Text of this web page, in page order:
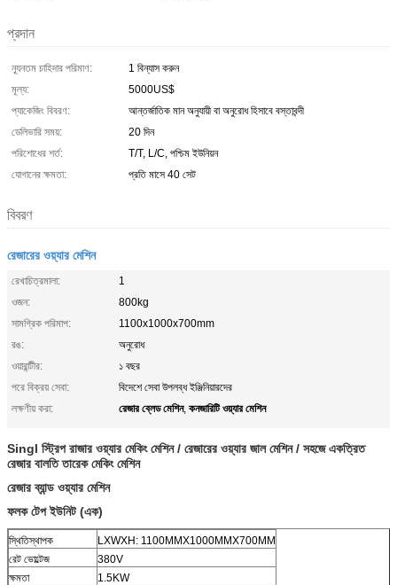
প্রদান
ন্যূনতম চাহিদার পরিমাণ:
1 বিন্যাস করুন
মূল্য:
5000US$
প্যাকেজিং বিবরণ:
আন্তর্জাতিক মান অনুযায়ী বা অনুরোধ হিসাবে বস্তাবন্দী
ডেলিভারি সময়:
20 দিন
পরিশোধের শর্ত:
T/T, L/C, পশ্চিম ইউনিয়ন
যোগানের ক্ষমতা:
প্রতি মাসে 40 সেট
বিবরণ
রেজারের ওয়্যার মেশিন
রেখাচিত্রমালা:
1
ওজন:
800kg
সামগ্রিক পরিমাপ:
1100x1000x700mm
রঙ:
অনুরোধ
ওয়ারান্টীর:
১ বছর
পরে বিক্রয় সেবা:
বিদেশে সেবা উপলব্ধ ইঞ্জিনিয়ারদের
লক্ষণীয় করা:
রেজার ব্লেড মেশিন, কনজারিটি ওয়্যার মেশিন
Singl স্ট্রিপ রাজার ওয়্যার মেকিং মেশিন / রেজারের ওয়্যার জাল মেশিন / সহজে একত্রিত
রেজার বালতি তারেক মেকিং মেশিন
রেজার ব্যান্ড ওয়্যার মেশিন
ফলক টেপ ইউনিট (এক)
স্থিতিস্থাপক
LXWXH: 1100MMX1000MMX700MM
রেট ভোল্টেজ
380V
ক্ষমতা
1.5KW